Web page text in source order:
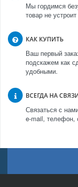
Мы гордимся
товар не
КАК КУПИТЬ
Ваш первый
подскажем как
удобными.
ВСЕГДА НА
Связаться с
e-mail, телефон,